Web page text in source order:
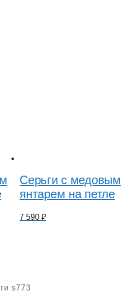
Серьги с медовым
янтарем на петле
7 590₽
s773